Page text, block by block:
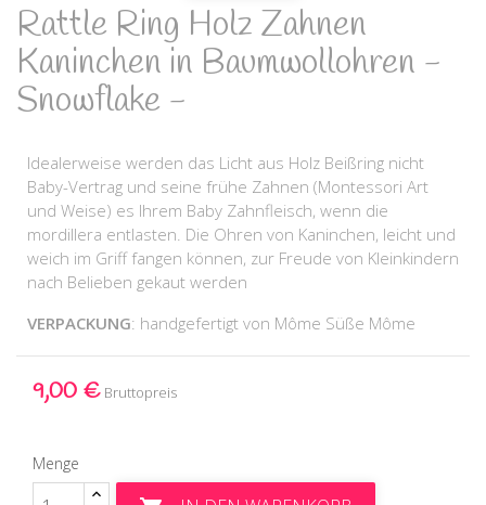
Rattle Ring Holz Zahnen
Kaninchen in Baumwollohren -
Snowflake -
Idealerweise werden das Licht aus Holz Beißring nicht
Baby-Vertrag und seine frühe Zahnen (Montessori Art
und Weise) es Ihrem Baby Zahnfleisch, wenn die
mordillera entlasten. Die Ohren von Kaninchen, leicht und
weich im Griff fangen können, zur Freude von Kleinkindern
nach Belieben gekaut werden
VERPACKUNG: handgefertigt von Môme Süße Môme
9,00 € Bruttopreis
Menge